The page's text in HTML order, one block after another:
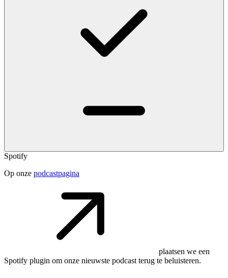
Spotify
Op onze podcastpagina
plaatsen we een
Spotify plugin om onze nieuwste podcast terug te beluisteren.